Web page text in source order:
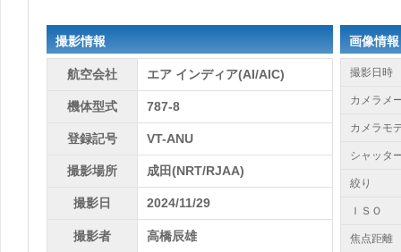
撮影情報
航空会社 エア インディア(AI/AIC)
機体型式 787-8
登録記号 VT-ANU
撮影場所 成田(NRT/RJAA)
撮影日 2024/11/29
撮影者 高橋辰雄
画像情報
撮影日時
カメラメ
カメラモ
シャッタ
絞り
ＩＳＯ
焦点距離